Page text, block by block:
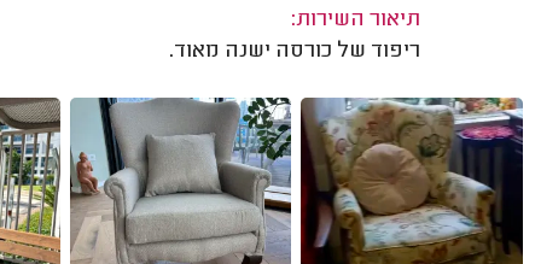
תיאור השירות:
ריפוד של כורסה ישנה מאוד.